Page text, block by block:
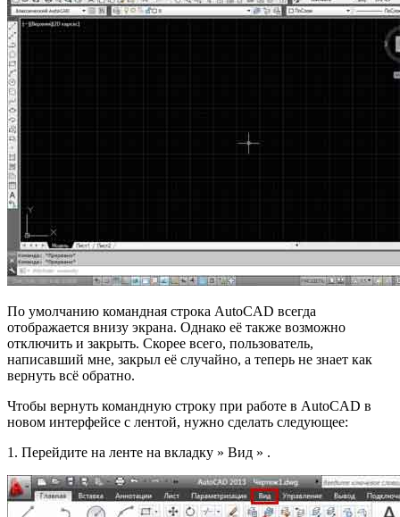
По умолчанию командная строка AutoCAD всегда
отображается внизу экрана. Однако её также возможно
отключить и закрыть. Скорее всего, пользователь,
написавший мне, закрыл её случайно, а теперь не знает как
вернуть всё обратно.
Чтобы вернуть командную строку при работе в AutoCAD в
новом интерфейсе с лентой, нужно сделать следующее:
1. Перейдите на ленте на вкладку » Вид » .